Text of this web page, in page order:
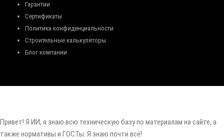
Гарантии
Сертификаты
Политика конфиденциальности
Строительные калькуляторы
Блог компании
Привет! Я ИИ, я знаю всю техническую базу по материалам на сайте, а
также нормативы и ГОСТы. Я знаю почти всё!